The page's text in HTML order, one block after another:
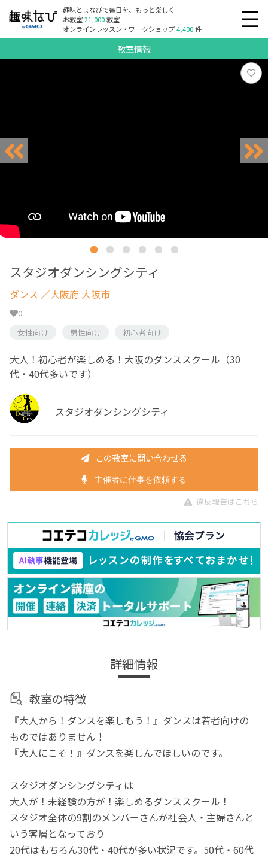
趣味とまなびで毎日を、もっと楽しく
お教室21,000教室
オンラインレッスン・ワークショップ4,400件
教室情報
スタジオダンシングシティ
ダンス ／大阪府 大阪市
0
女性向け
男性向け 初心者向け
大人！初心者が楽しめる！大阪のダンススクール（30
代・40代多いです）
スタジオダンシングシティ
この教室に問い合わせる
主催者に仕事を依頼する
違反報告はこちら
詳細情報
教室の特徴
『大人から！ダンスを楽しもう！』ダンスは若者向けの
ものではありません！
『大人にこそ！』ダンスを楽しんでほしいのです。
スタジオダンシングシティは
大人が！未経験の方が！楽しめるダンススクール！
スタジオ全体の9割のメンバーさんが社会人・主婦さんと
いう客層となっており
20代はもちろん30代・40代が多い状況です。50代・60代